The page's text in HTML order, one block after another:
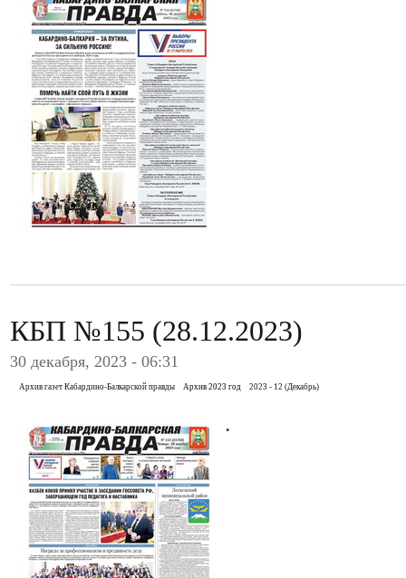
КБП №155 (28.12.2023)
30 декабря, 2023 - 06:31
Архив газет Кабардино-Балкарской правды Архив 2023 год 2023 - 12 (Декабрь)
.